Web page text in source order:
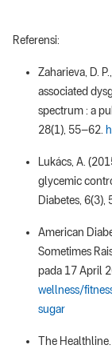
Referensi:
Zaharieva, D.
associated
spectrum : a
28(1), 55–62.
Lukács, A.
glycemic
Diabetes, 6(3),
American
Sometimes
pada 17 April
wellness/
sugar
The